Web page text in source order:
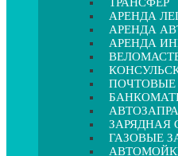
АРЕНДА
АРЕНДА
АРЕНДА
ПОЧТОВЫЕ
ЗАРЯДНАЯ
ГАЗОВЫЕ